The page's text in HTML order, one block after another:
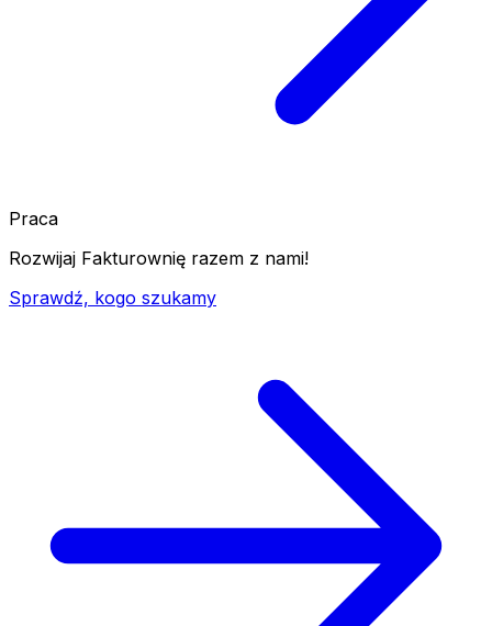
Praca
Rozwijaj Fakturownię razem z nami!
Sprawdź, kogo szukamy